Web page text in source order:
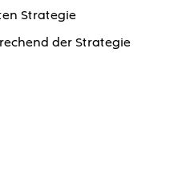
Strategie
der Strategie